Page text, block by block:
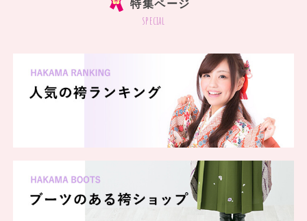
特集ページ
special